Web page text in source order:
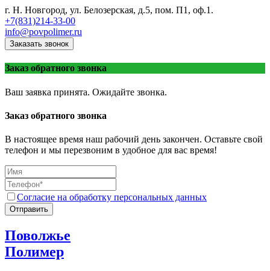
г. Н. Новгород, ул. Белозерская, д.5, пом. П1, оф.1.
+7(831)214-33-00
info@povpolimer.ru
Заказать звонок
Заказ обратного звонка
Ваш заявка принята. Ожидайте звонка.
Заказ обратного звонка
В настоящее время наш рабочий день закончен. Оставьте свой
телефон и мы перезвоним в удобное для вас время!
Согласие на обработку персональных данных
Отправить
Поволжье
Полимер